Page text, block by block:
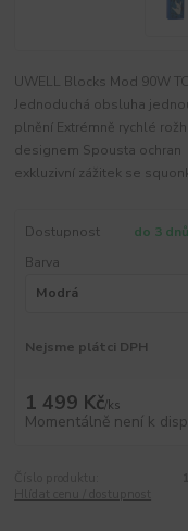
UWELL Blocks Mod 90W
Jednoduchá obsluha
plnění Extrémně rychlé
designem Spousta
exkluzivní zážitek se
Dostupnost
do 3
Barva
Nejsme plátci DPH
1 499 Kč/ks
Momentálně není k